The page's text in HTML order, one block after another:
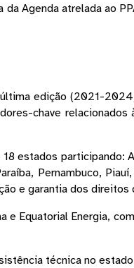
Agenda atrelada ao
edição (2021-
chave relacionados
estados participando:
Pernambuco,
e garantia dos
Equatorial Energia,
técnica no